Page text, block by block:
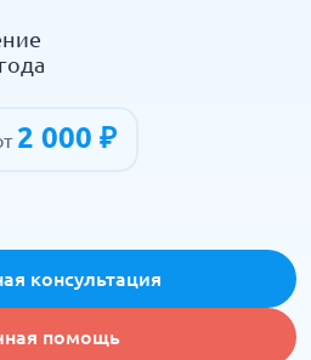
2 000 ₽
консультация
помощь